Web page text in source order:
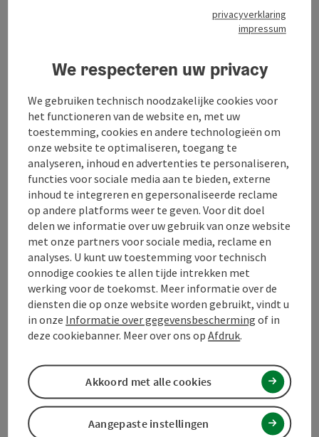
Prijs
Geschiktheid
Toegankelijkheid
Bijdrage aankruisen
Naar favorieten
PDF aanmaken
Bijdrage printen
In de buurt
powered by TOURDATA Doe een suggestie
privacyverklaring
impressum
We respecteren uw privacy
We gebruiken technisch noodzakelijke cookies voor
het functioneren van de website en, met uw
toestemming, cookies en andere technologieën om
onze website te optimaliseren, toegang te
analyseren, inhoud en advertenties te personaliseren,
functies voor sociale media aan te bieden, externe
inhoud te integreren en gepersonaliseerde reclame
op andere platforms weer te geven. Voor dit doel
delen we informatie over uw gebruik van onze website
met onze partners voor sociale media, reclame en
analyses. U kunt uw toestemming voor technisch
onnodige cookies te allen tijde intrekken met
werking voor de toekomst. Meer informatie over de
diensten die op onze website worden gebruikt, vindt u
in onze Informatie over gegevensbescherming of in
deze cookiebanner. Meer over ons opAfdruk.
Aangepaste instellingen
Akkoord met alle cookies